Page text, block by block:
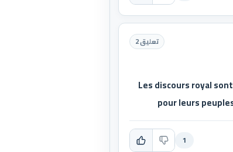
تعليق 2
Les discours royal
pour leurs
1